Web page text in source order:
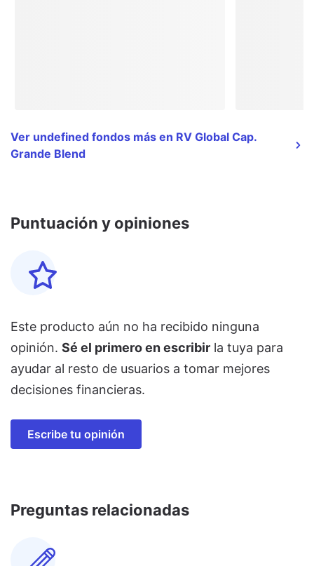
Ver undefined fondos más en RV Global Cap.
Grande Blend
Puntuación y opiniones
Este producto aún no ha recibido ninguna
opinión. Sé el primero en escribir la tuya para
ayudar al resto de usuarios a tomar mejores
decisiones financieras.
Escribe tu opinión
Preguntas relacionadas